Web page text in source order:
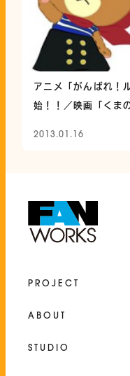
アニメ「がんばれ！
始！！／映画「くま
2013.01.16
PROJECT
ABOUT
STUDIO